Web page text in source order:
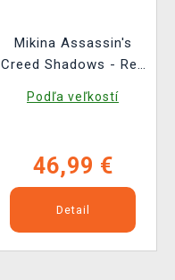
Mikina Assassin's
Creed Shadows - Red
Podľa veľkostí
46,99 €
Detail